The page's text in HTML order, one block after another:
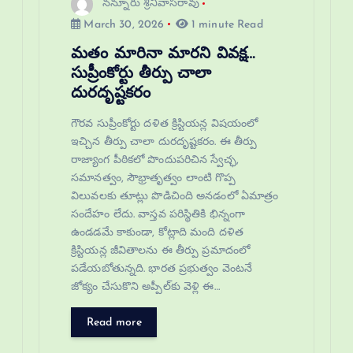
నన్నూరు శ్రీనివాసరావు
March 30, 2026
1 minute Read
మతం మారినా మారని వివక్ష…
సుప్రీంకోర్టు తీర్పు చాలా
దురదృష్టకరం
గౌరవ సుప్రీంకోర్టు దళిత క్రిస్టియన్ల విషయంలో
ఇచ్చిన తీర్పు చాలా దురదృష్టకరం. ఈ తీర్పు
రాజ్యాంగ పీఠికలో పొందుపరిచిన స్వేచ్ఛ,
సమానత్వం, సౌభ్రాతృత్వం లాంటి గొప్ప
విలువలకు తూట్లు పొడిచింది అనడంలో ఏమాత్రం
సందేహం లేదు. వాస్తవ పరిస్థితికి భిన్నంగా
ఉండడమే కాకుండా, కోట్లాది మంది దళిత
క్రిస్టియన్ల జీవితాలను ఈ తీర్పు ప్రమాదంలో
పడేయబోతున్నది. భారత ప్రభుత్వం వెంటనే
జోక్యం చేసుకొని అప్పీల్‌కు వెళ్లి ఈ…
Read more